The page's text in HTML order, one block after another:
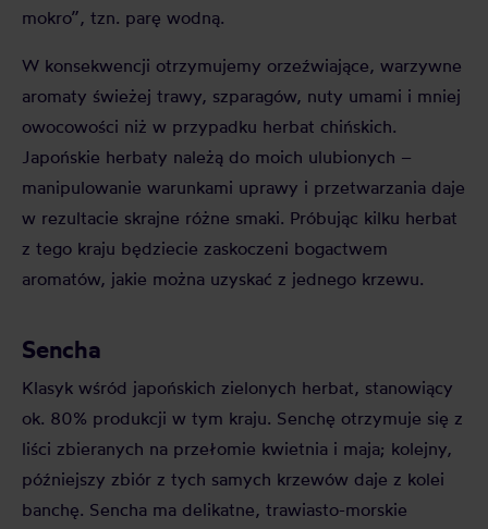
mokro”, tzn. parę wodną.
W konsekwencji otrzymujemy orzeźwiające, warzywne
aromaty świeżej trawy, szparagów, nuty umami i mniej
owocowości niż w przypadku herbat chińskich.
Japońskie herbaty należą do moich ulubionych –
manipulowanie warunkami uprawy i przetwarzania daje
w rezultacie skrajne różne smaki. Próbując kilku herbat
z tego kraju będziecie zaskoczeni bogactwem
aromatów, jakie można uzyskać z jednego krzewu.
Sencha
Klasyk wśród japońskich zielonych herbat, stanowiący
ok. 80% produkcji w tym kraju. Senchę otrzymuje się z
liści zbieranych na przełomie kwietnia i maja; kolejny,
późniejszy zbiór z tych samych krzewów daje z kolei
banchę. Sencha ma delikatne, trawiasto-morskie